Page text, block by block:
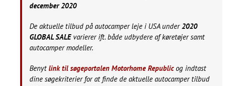
december 2020
De aktuelle tilbud på autocamper leje i USA under 2020
GLOBAL SALEvarierer ift. både udbydere af køretøjer samt
autocamper modeller.
Benytlink til søgeportalen Motorhome Republicog indtast
dine søgekriterier for at finde de aktuelle autocamper tilbud